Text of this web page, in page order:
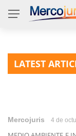
LATEST
Mercojuris 4 de